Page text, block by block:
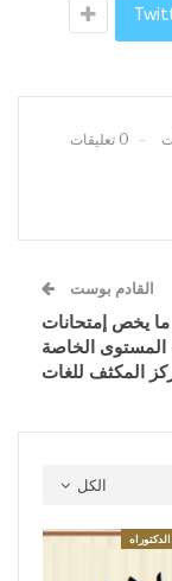
0 تعليقات
القادم بوست
يخص إمتحانات
المستوى الخاصة
المكثف للغات
الكل